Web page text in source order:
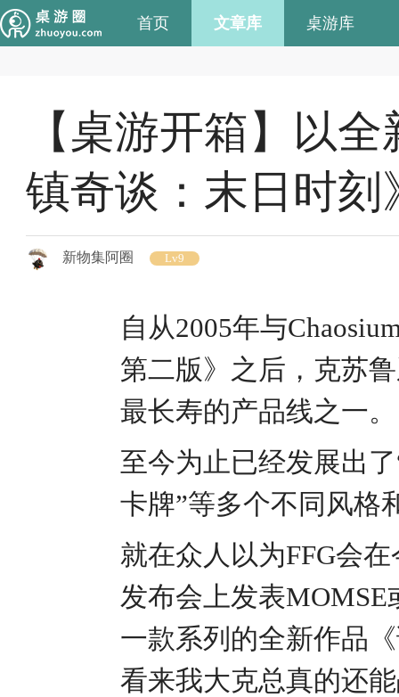
首页 文章库 桌游库
【桌游开箱】以
镇奇谈：末日时刻
新物集阿圈 Lv9
自从2005年与
第二版》之后，克苏鲁
最长寿的产品线之一。
至今为止已经发展出
卡牌”等多个不同风格
就在众人以为FFG会
发布会上发表
一款系列的全新作品
看来我大克总真的还